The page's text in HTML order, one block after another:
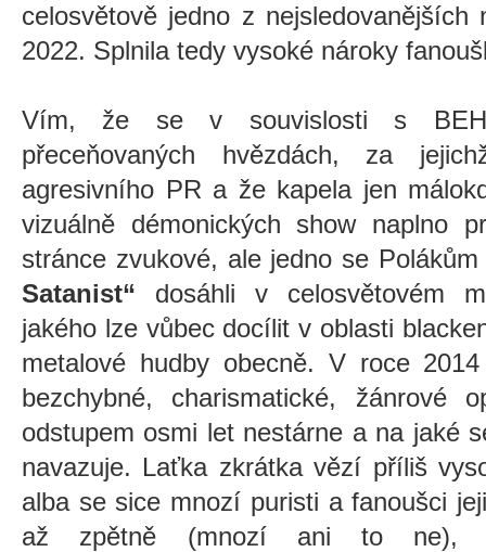
celosvětově jedno z
2022. Splnila tedy vysoké nároky
Vím, že se v souvislosti s
přeceňovaných hvězdách, za
agresivního PR a že kapela jen
vizuálně démonických show naplno
stránce zvukové, ale jedno se
Satanist“ dosáhli v celosvětovém
jakého lze vůbec docílit v oblasti
metalové hudby obecně. V roce
bezchybné, charismatické, žánrové
odstupem osmi let nestárne a na jaké
navazuje. Laťka zkrátka vězí příliš
alba se sice mnozí puristi a fanoušci
až zpětně (mnozí ani to ne),